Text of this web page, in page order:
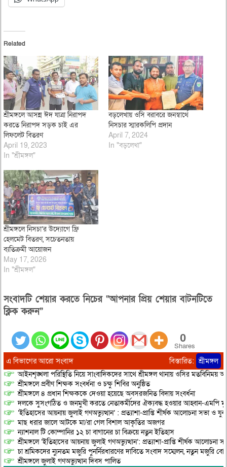
Related
শ্রীমঙ্গলে আসন্ন ঈদ যাত্রা নিরাপদ
করতে নিরাপদ সড়ক চাই এর
লিফলেট বিতরণ
April 19, 2023
In "শ্রীমঙ্গল"
বড়লেখায় ওসি বরাবরে জনস্বার্থে
নিসচার স্মারকলিপি প্রদান
April 7, 2024
In "বড়লেখা"
শ্রীমঙ্গলে নিসচা’র উদ্যোগে ফ্রি
হেলমেট বিতরণ, সচেতনতায়
ব্যতিক্রমী আয়োজন
May 17, 2026
In "শ্রীমঙ্গল"
সংবাদটি শেয়ার করতে নিচের “আপনার প্রিয় শেয়ার বাটনটিতে
ক্লিক করুন”
0
Shares
এ বিভাগের আরো সংবাদ বিস্তারিত: শ্রীমঙ্গল
আইনশৃঙ্খলা পরিস্থিতি নিয়ে সাংবাদিকদের সাথে শ্রীমঙ্গল থানায় ওসির মতবিনিময়
শ্রীমঙ্গলে প্রবীণ শিক্ষক সংবর্ধনা ও চক্ষু শিবির অনুষ্ঠিত
শ্রীমঙ্গলে ৪ প্রধান শিক্ষককে দেওয়া হয়েছে অবসরজনিত বিদায় সংবর্ধনা
দলকে সুসংগঠিত ও জনমুখী করতে নেতাকর্মীদের ঐক্যবদ্ধ হওয়ার আহ্বান-এমপি
‘ইতিহাসের আয়নায় জুলাই গণঅভ্যুত্থান’ : প্রত্যাশা-প্রাপ্তি শীর্ষক আলোচনা সভা ও
মাছ ধরার জালে আটকে মা/রা গেল বিশাল আকৃতির অজগর
ন্যাশনাল টি কোম্পানির ১২ চা বাগানের চা বিক্রয়ে নতুন ইতিহাস
শ্রীমঙ্গলে ‘ইতিহাসের আয়নায় জুলাই গণঅভ্যুত্থান’: প্রত্যাশা-প্রাপ্তি শীর্ষক আলোচনা
চা শ্রমিকদের ন্যুনতম মজুরি পুনর্নিরধারণের দাবিতে সংবাদ সম্মেলন, নতুন মজুরি
শ্রীমঙ্গলে জুলাই গণঅভ্যুত্থান দিবস পালিত